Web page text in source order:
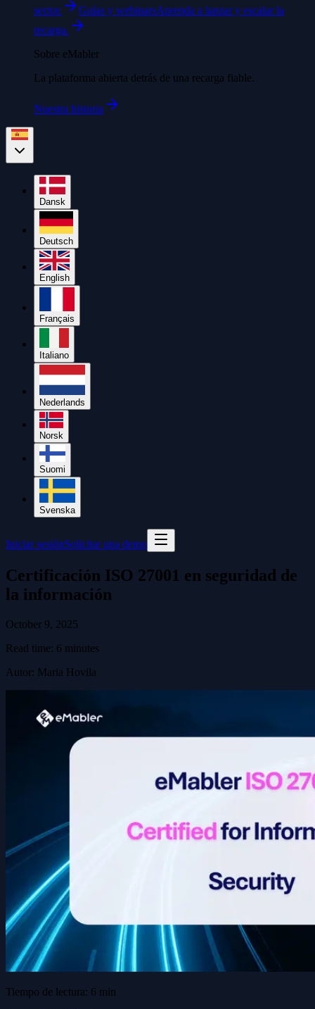
sector.
Guías y webinarsAprenda a lanzar y escalar la
recarga.
Sobre eMabler
La plataforma abierta detrás de una recarga fiable.
Nuestra historia
Dansk
Deutsch
English
Français
Italiano
Nederlands
Norsk
Suomi
Svenska
Iniciar sesiónSolicitar una demo
Certificación ISO 27001 en seguridad de
la información
October 9, 2025
Read time: 6 minutes
Autor: Maria Hovila
Tiempo de lectura: 6 min